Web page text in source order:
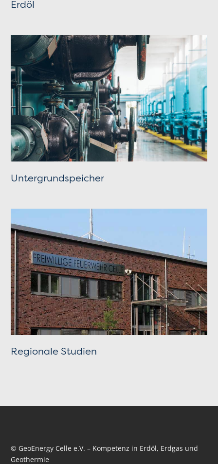
Erdöl
Untergrundspeicher
Regionale Studien
© GeoEnergy Celle e.V. – Kompetenz in Erdöl, Erdgas und
Geothermie